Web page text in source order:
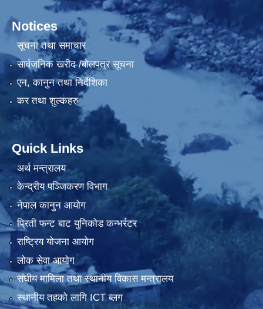
Notices
सूचना तथा समाचार
सार्वजनिक खरीद /बोलपत्र सूचना
एन, कानुन तथा निर्देशिका
कर तथा शुल्कहरु
Quick Links
अर्थ मन्त्रालय
केन्द्रीय पञ्जिकरण विभाग
नेपाल कानुन आयोग
प्रिती फन्ट बाट युनिकोड कन्भर्रटर
राष्ट्रिय योजना आयोग
लोक सेवा आयोग
संघीय मामिला तथा स्थानीय विकास मन्त्रालय
स्थानीय तहको लागि ICT ब्लग